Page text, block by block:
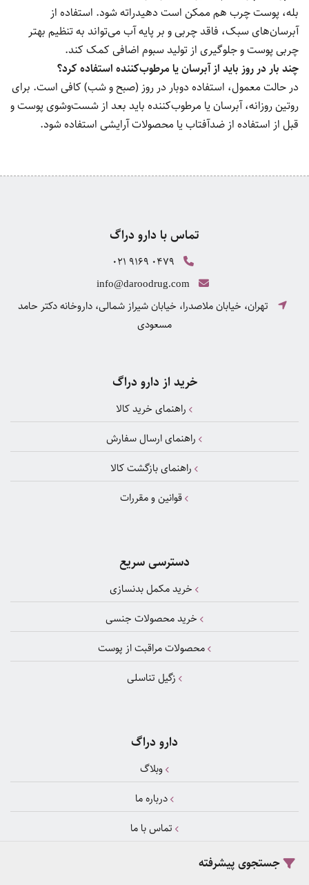
جستجوی پیشرفته
بله، پوست چرب هم ممکن است دهیدراته شود. استفاده از
آبرسان‌های سبک، فاقد چربی و بر پایه آب می‌تواند به تنظیم بهتر
چربی پوست و جلوگیری از تولید سبوم اضافی کمک کند.
چند بار در روز باید از آبرسان یا مرطوب‌کننده استفاده کرد؟
در حالت معمول، استفاده دوبار در روز (صبح و شب) کافی است. برای
روتین روزانه، آبرسان یا مرطوب‌کننده باید بعد از شست‌وشوی پوست و
قبل از استفاده از ضدآفتاب یا محصولات آرایشی استفاده شود.
تماس با دارو دراگ
021 9169 0479
info@daroodrug.com
تهران، خیابان ملاصدرا، خیابان شیراز شمالی، داروخانه دکتر حامد
مسعودی
خرید از دارو دراگ
راهنمای خرید کالا
راهنمای ارسال سفارش
راهنمای بازگشت کالا
قوانین و مقررات
دسترسی سریع
خرید مکمل بدنسازی
خرید محصولات جنسی
محصولات مراقبت از پوست
زگیل تناسلی
دارو دراگ
وبلاگ
درباره ما
تماس با ما